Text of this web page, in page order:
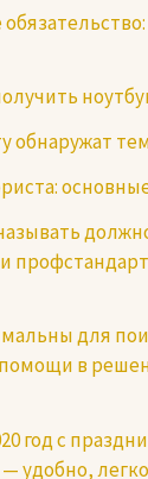
обнаружат
для
в
год с
удобно,